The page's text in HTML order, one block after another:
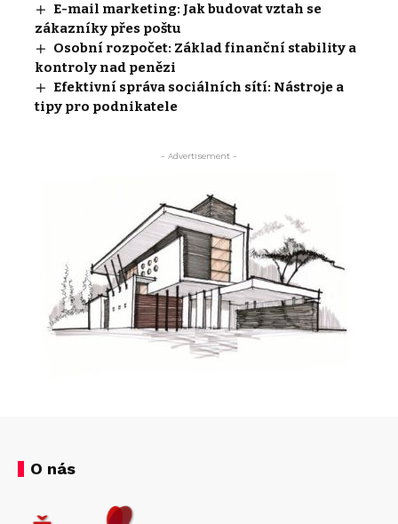
E-mail marketing: Jak budovat vztah se
zákazníky přes poštu
Osobní rozpočet: Základ finanční stability a
kontroly nad penězi
Efektivní správa sociálních sítí: Nástroje a
tipy pro podnikatele
- Advertisement -
O nás